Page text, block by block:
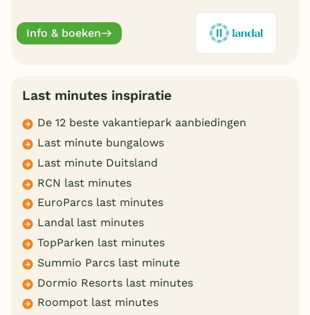
online.
Info & boeken
Last minutes inspiratie
De 12 beste vakantiepark aanbiedingen
Last minute bungalows
Last minute Duitsland
RCN last minutes
EuroParcs last minutes
Landal last minutes
TopParken last minutes
Summio Parcs last minute
Dormio Resorts last minutes
Roompot last minutes